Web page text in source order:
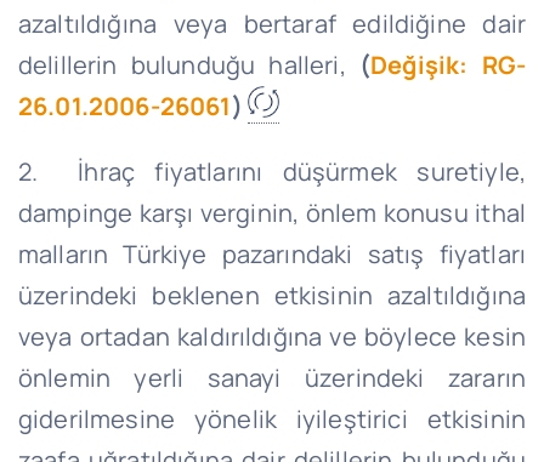
azaltıldığına veya bertaraf edildiğine dair
delillerin bulunduğu halleri, (Değişik: RG-
26.01.2006-26061)
2. İhraç fiyatlarını düşürmek suretiyle,
dampinge karşı verginin, önlem konusu ithal
malların Türkiye pazarındaki satış fiyatları
üzerindeki beklenen etkisinin azaltıldığına
veya ortadan kaldırıldığına ve böylece kesin
önlemin yerli sanayi üzerindeki zararın
giderilmesine yönelik iyileştirici etkisinin